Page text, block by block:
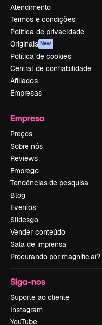
Atendimento
Termos e condições
Política de privacidade
Originais New
Política de cookies
Central de confiabilidade
Afiliados
Empresas
Empresa
Preços
Sobre nós
Reviews
Emprego
Tendências de pesquisa
Blog
Eventos
Slidesgo
Vender conteúdo
Sala de imprensa
Procurando por magnific.ai?
Siga-nos
Suporte ao cliente
Instagram
YouTube